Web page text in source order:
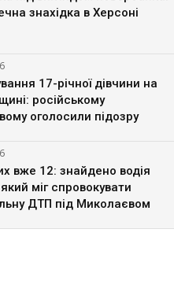
знахідка в Херсоні
17-річної дівчини на
російському
оголосили підозру
вже 12: знайдено водія
міг спровокувати
ДТП під Миколаєвом